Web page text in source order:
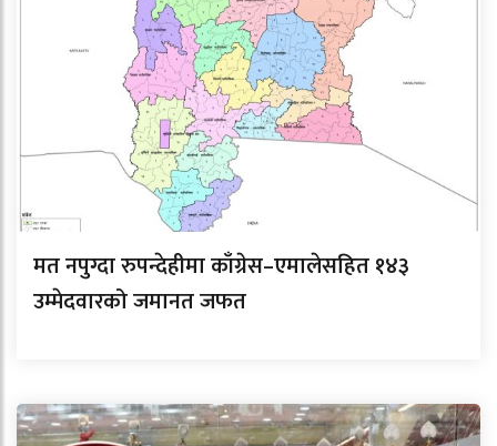
मत नपुग्दा रुपन्देहीमा काँग्रेस–एमालेसहित १४३
उम्मेदवारको जमानत जफत